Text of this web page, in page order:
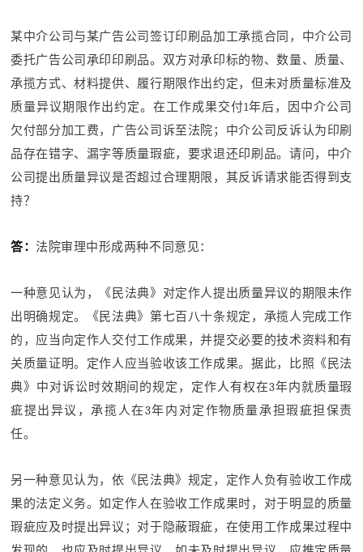
某中介公司与某广告公司签订印刷品加工承揽合同，中介公司
委托广告公司承印印刷品。双方对承印标的物、数量、质量、
承揽方式、材料提供、履行期限作出约定，但未对质量标准及
质量异议期限作出约定。在工作成果交付1年后，因中介公司
欠付部分加工费，广告公司诉至法院；中介公司反诉认为印刷
品存在错字、漏字等质量瑕疵，要求退还印刷品。请问，中介
公司提出质量异议是否超过合理期限，其反诉请求能否得到支
持？
答：法院审理中形成两种不同意见：
一种意见认为，《民法典》对定作人提出质量异议的期限未作
出明确规定。《民法典》第七百八十条规定，承揽人完成工作
的，应当向定作人交付工作成果，并提交必要的技术资料和有
关质量证明。定作人应当验收该工作成果。据此，比照《民法
典》中对诉讼时效期间的规定，定作人有权在3年内就质量瑕
疵提出异议，承揽人在3年内对定作物质量承担瑕疵担保责
任。
另一种意见认为，依《民法典》规定，定作人负有验收工作成
果的法定义务。如定作人在验收工作成果时，对于明显的质量
瑕疵应及时提出异议；对于隐蔽瑕疵，在使用工作成果过程中